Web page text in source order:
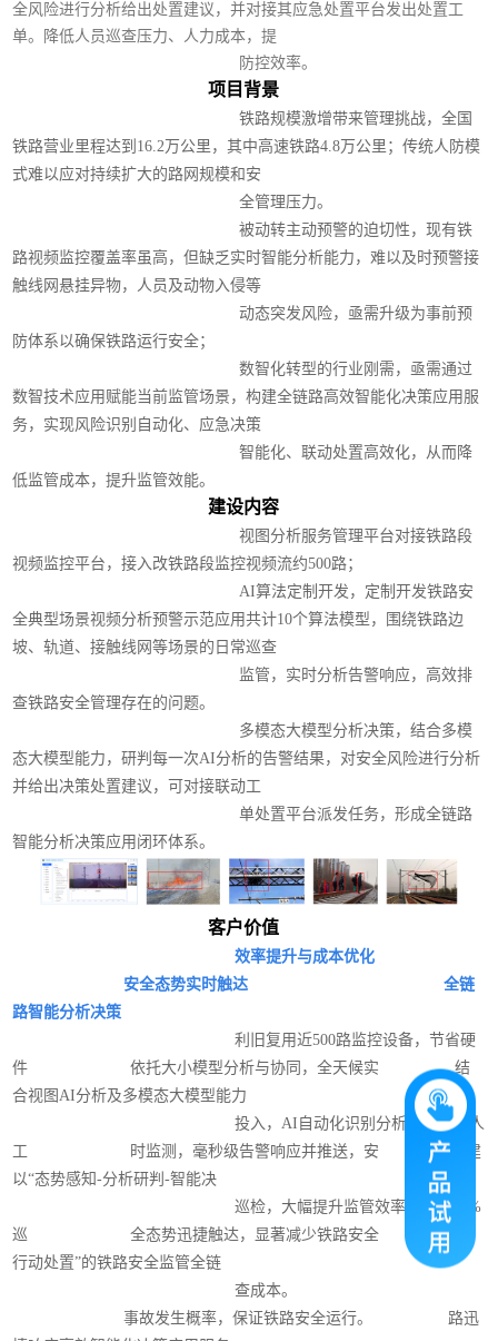
全风险进行分析给出处置建议，并对接其应急处置平台发出处置工
单。降低人员巡查压力、人力成本，提
防控效率。
项目背景
铁路规模激增带来管理挑战，全国
铁路营业里程达到16.2万公里，其中高速铁路4.8万公里；传统人防模
式难以应对持续扩大的路网规模和安
全管理压力。
被动转主动预警的迫切性，现有铁
路视频监控覆盖率虽高，但缺乏实时智能分析能力，难以及时预警接
触线网悬挂异物，人员及动物入侵等
动态突发风险，亟需升级为事前预
防体系以确保铁路运行安全；
数智化转型的行业刚需，亟需通过
数智技术应用赋能当前监管场景，构建全链路高效智能化决策应用服
务，实现风险识别自动化、应急决策
智能化、联动处置高效化，从而降
低监管成本，提升监管效能。
建设内容
视图分析服务管理平台对接铁路段
视频监控平台，接入改铁路段监控视频流约500路；
AI算法定制开发，定制开发铁路安
全典型场景视频分析预警示范应用共计10个算法模型，围绕铁路边
坡、轨道、接触线网等场景的日常巡查
监管，实时分析告警响应，高效排
查铁路安全管理存在的问题。
多模态大模型分析决策，结合多模
态大模型能力，研判每一次AI分析的告警结果，对安全风险进行分析
并给出决策处置建议，可对接联动工
单处置平台派发任务，形成全链路
智能分析决策应用闭环体系。
客户价值
效率提升与成本优化
安全态势实时触达 全链
路智能分析决策
利旧复用近500路监控设备，节省硬
件 依托大小模型分析与协同，全天候实 结
合视图AI分析及多模态大模型能力
投入，AI自动化识别分析告警替代人
工 时监测，毫秒级告警响应并推送，安 构建
以“态势感知-分析研判-智能决
巡检，大幅提升监管效率降低约60%
巡 全态势迅捷触达，显著减少铁路安全 策-
行动处置”的铁路安全监管全链
查成本。
事故发生概率，保证铁路安全运行。 路迅